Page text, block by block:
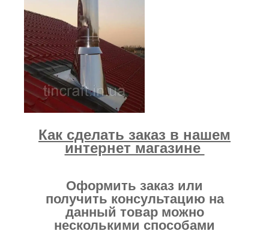
Как сделать заказ в нашем
интернет магазине
Оформить заказ или
получить консультацию на
данный товар можно
несколькими способами